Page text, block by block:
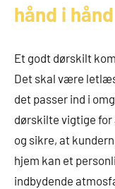
hånd i hånd
Et godt dørskilt
Det skal være
det passer ind i
dørskilte vigtige
og sikre, at
hjem kan et
indbydende